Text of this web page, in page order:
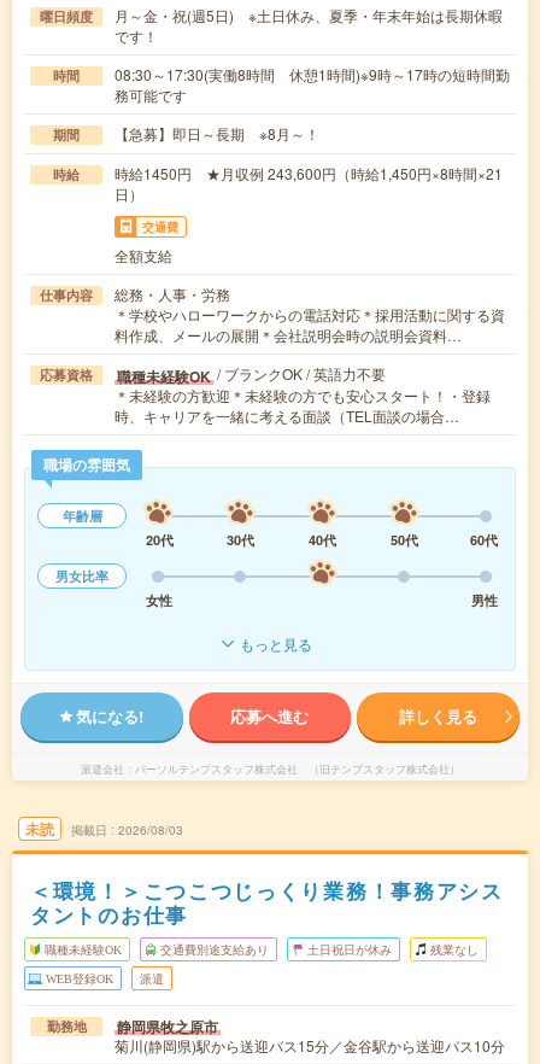
曜日頻度
月～金・祝(週5日) ※土日休み、夏季・年末年始は長期休暇
です！
時間
08:30～17:30(実働8時間 休憩1時間)※9時～17時の短時間勤
務可能です
期間 【急募】即日～長期 ※8月～！
時給
時給1450円 ★月収例 243,600円（時給1,450円×8時間×21
日）
交通費
全額支給
仕事内容
総務・人事・労務
＊学校やハローワークからの電話対応＊採用活動に関する資
料作成、メールの展開＊会社説明会時の説明会資料…
応募資格 職種未経験OK / ブランクOK / 英語力不要
＊未経験の方歓迎＊未経験の方でも安心スタート！・登録
時、キャリアを一緒に考える面談（TEL面談の場合…
職場の雰囲気
年齢層
20代
30代 40代 50代
60代
男女比率
女性
男性
もっと見る
気になる! 応募へ進む 詳しく見る
派遣会社 パーソルテンプスタッフ株式会社 （旧テンプスタッフ株式会社）
未読 掲載日 2026/08/03
＜環境！＞こつこつじっくり業務！事務アシス
タントのお仕事
職種未経験OK 交通費別途支給あり 土日祝日が休み 残業なし
WEB登録OK 派遣
勤務地 静岡県牧之原市
菊川(静岡県)駅から送迎バス15分／金谷駅から送迎バス10分